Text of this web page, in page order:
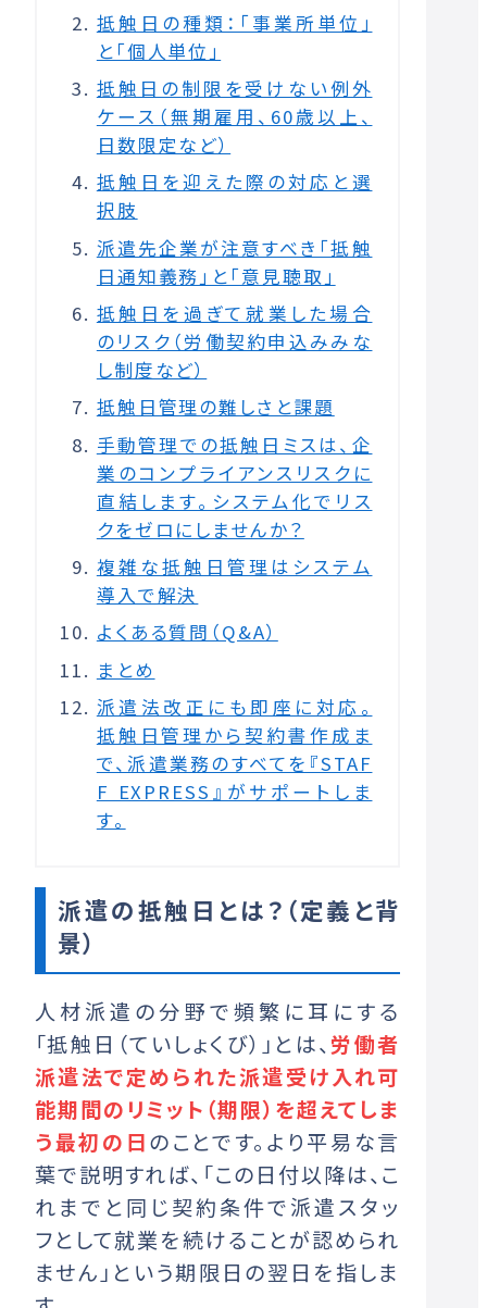
抵触日の種類：「事業所単位」
と「個人単位」
抵触日の制限を受けない例外
ケース（無期雇用、60歳以上、
日数限定など）
抵触日を迎えた際の対応と選
択肢
派遣先企業が注意すべき「抵触
日通知義務」と「意見聴取」
抵触日を過ぎて就業した場合
のリスク（労働契約申込みみな
し制度など）
抵触日管理の難しさと課題
手動管理での抵触日ミスは、企
業のコンプライアンスリスクに
直結します。システム化でリス
クをゼロにしませんか？
複雑な抵触日管理はシステム
導入で解決
よくある質問（Q&A）
まとめ
派遣法改正にも即座に対応。
抵触日管理から契約書作成ま
で、派遣業務のすべてを『STAF
F EXPRESS』がサポートしま
す。
派遣の抵触日とは？（定義と背
景）
人材派遣の分野で頻繁に耳にする
「抵触日（ていしょくび）」とは、労働者
派遣法で定められた派遣受け入れ可
能期間のリミット（期限）を超えてしま
う最初の日のことです。より平易な言
葉で説明すれば、「この日付以降は、こ
れまでと同じ契約条件で派遣スタッ
フとして就業を続けることが認められ
ません」という期限日の翌日を指しま